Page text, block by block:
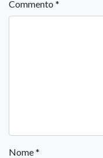
Commento *
Nome*